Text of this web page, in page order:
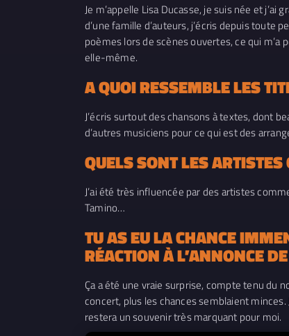
Je m’appelle Lisa Ducasse, je suis née et
d’une famille d’auteurs, j’écris depuis toute
poèmes lors de scènes ouvertes, ce qui
elle-même.
A QUOI RESSEMBLE LES
J’écris surtout des chansons à textes, dont
d’autres musiciens pour ce qui est des
QUELS SONT LES
J’ai été très influencée par des artistes
Tamino…
TU AS EU LA CHANCE
RÉACTION À L’ANNONCE
Ça a été une vraie surprise, compte tenu du
concert, plus les chances semblaient
restera un souvenir très marquant pour moi.